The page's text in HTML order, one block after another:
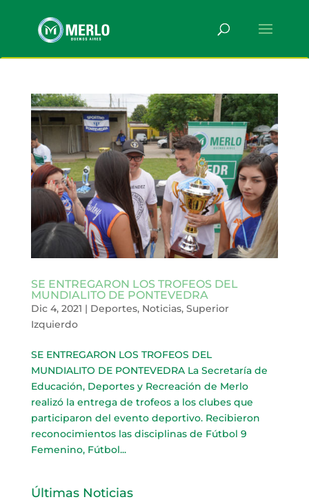
SE ENTREGARON LOS TROFEOS DEL
MUNDIALITO DE PONTEVEDRA
Dic 4, 2021 | Deportes, Noticias, Superior
Izquierdo
SE ENTREGARON LOS TROFEOS DEL
MUNDIALITO DE PONTEVEDRA La Secretaría de
Educación, Deportes y Recreación de Merlo
realizó la entrega de trofeos a los clubes que
participaron del evento deportivo. Recibieron
reconocimientos las disciplinas de Fútbol 9
Femenino, Fútbol...
Últimas Noticias